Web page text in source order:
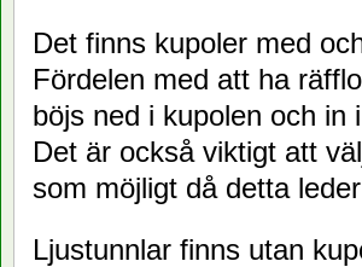
Det finns kupoler med
Fördelen med att ha
böjs ned i kupolen och
Det är också viktigt att
som möjligt då detta
Ljustunnlar finns utan